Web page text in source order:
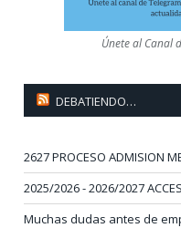
Únete al Canal
DEBATIENDO…
2627 PROCESO ADMISION
2025/2026 - 2026/2027
Muchas dudas antes de